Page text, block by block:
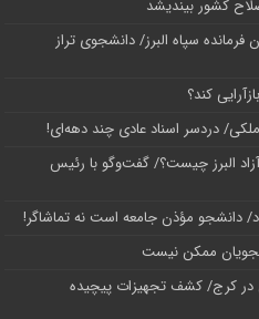
کشور بیندیشد
سپاه البرز/ دانشجوی تراز
کند؟
دردسر اسناد عادی چند‌ دهه‌ای!
البرز چیست؟/ گفت‌وگو با رئیس
دانشجو مؤذن جامعه است نه تماشاگر!
ممکن نیست
در کرج/‌ کشف تجهیزات پیچیده